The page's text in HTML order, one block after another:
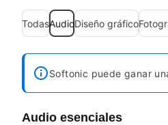
TodasAudioDiseño gráfico
Softonic puede ganar
Audio esenciales